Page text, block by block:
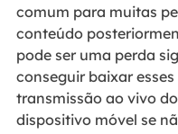
comum para muitas
conteúdo
pode ser uma perda
conseguir baixar
transmissão ao vivo
dispositivo móvel se